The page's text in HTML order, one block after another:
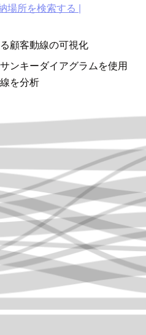
場所を検索する |
顧客動線の可視化
ンキーダイアグラムを使用
を分析